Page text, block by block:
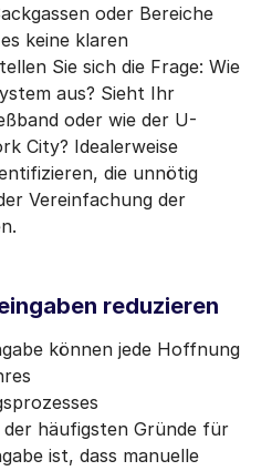
oder Bereiche
keine klaren
Sie sich die Frage: Wie
aus? Sieht Ihr
oder wie der U-
City? Idealerweise
die unnötig
Vereinfachung der
reduzieren
können jede Hoffnung
häufigsten Gründe für
ist, dass manuelle